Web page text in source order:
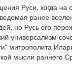
Руси, когда
ранее
но Русь его
универсализм
митрополита
мысли раннего